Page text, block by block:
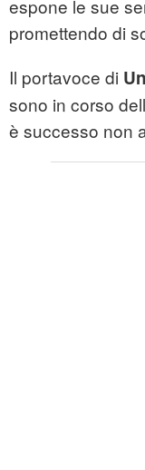
espone le sue
promettendo di
Il portavoce di
sono in corso
è successo non